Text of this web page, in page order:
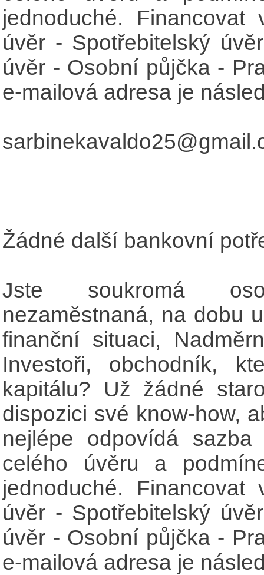
jednoduché.
úvěr - Spotřebitelský
úvěr - Osobní půjčka -
e-mailová adresa je
Žádné další bankovní
Jste soukromá
nezaměstnaná, na dobu
finanční situaci,
Investoři, obchodník,
kapitálu? Už žádné
dispozici své know-how,
nejlépe odpovídá
celého úvěru a
jednoduché.
úvěr - Spotřebitelský
úvěr - Osobní půjčka -
e-mailová adresa je